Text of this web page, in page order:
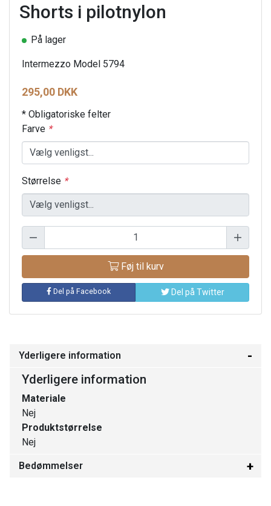
Shorts i pilotnylon
På lager
Intermezzo Model 5794
295,00 DKK
* Obligatoriske felter
Farve *
Størrelse *
Føj til kurv
Del på Facebook Del på Twitter
Yderligere information
Yderligere information
Materiale
Nej
Produktstørrelse
Nej
Bedømmelser